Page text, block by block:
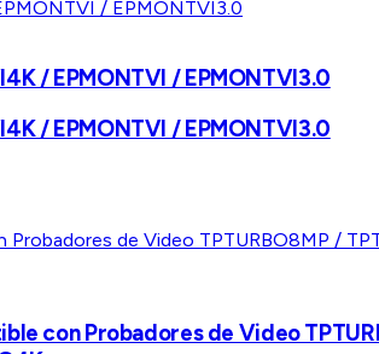
/ EPMONTVI / EPMONTVI3.0
/ EPMONTVI / EPMONTVI3.0
con Probadores de Video